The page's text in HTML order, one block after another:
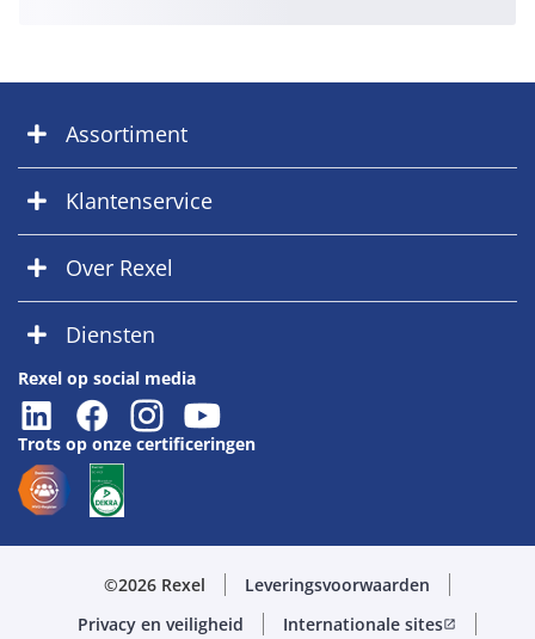
Assortiment
Klantenservice
Over Rexel
Diensten
Rexel op social media
Trots op onze certificeringen
©2026 Rexel
Leveringsvoorwaarden
Privacy en veiligheid
Internationale sitesopen_in_new